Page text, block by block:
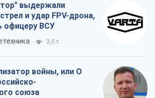
выдержали
и удар FPV-дрона,
офицеру ВСУ
3,0 т.
войны, или О
союза